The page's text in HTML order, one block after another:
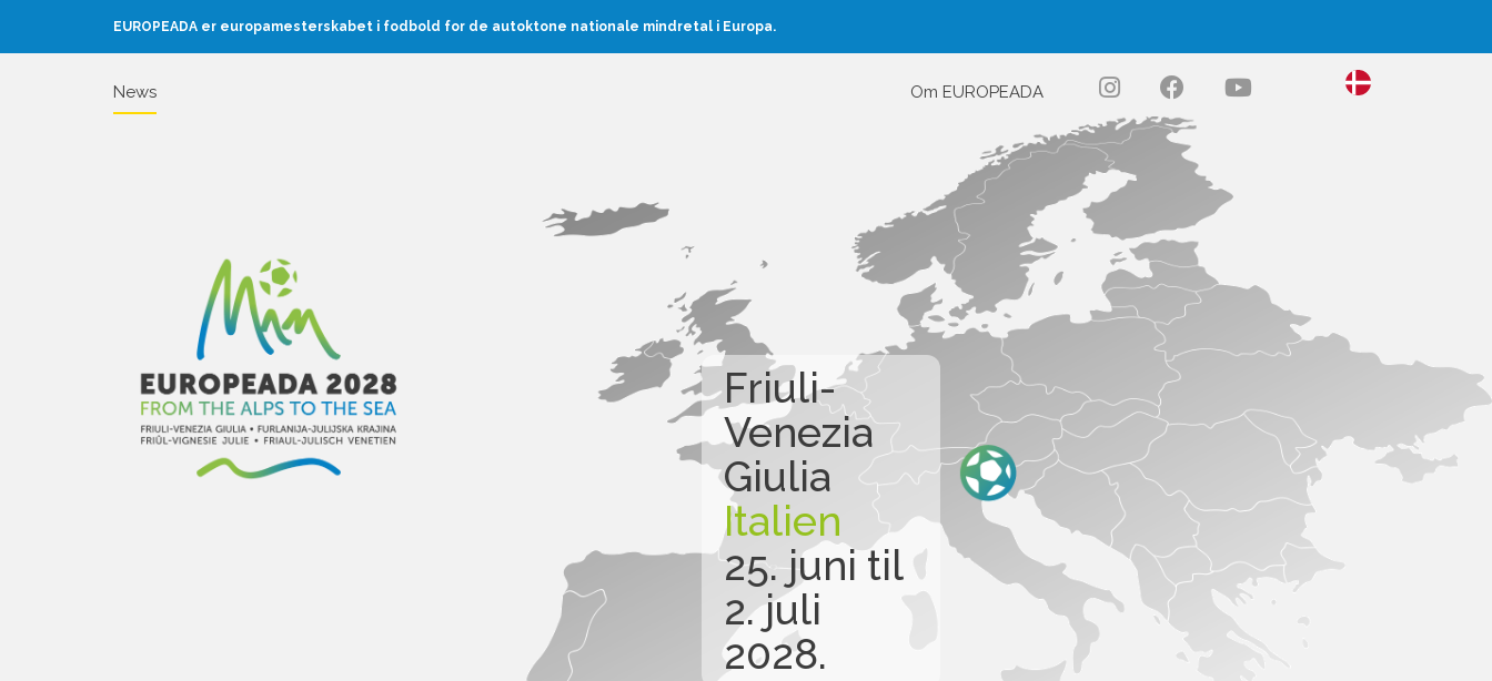
EUROPEADA er europamesterskabet i fodbold for de autoktone nationale mindretal i Europa.
News Om EUROPEADA
Friuli-
Venezia
Giulia
Italien
25. juni til
2. juli
2028.